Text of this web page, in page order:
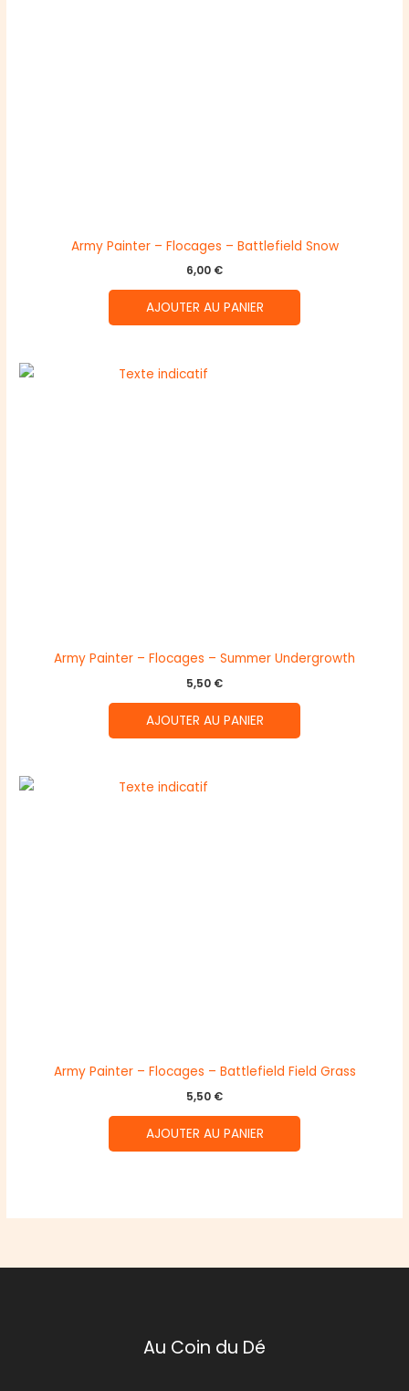
Army Painter – Flocages – Battlefield Snow
6,00 €
AJOUTER AU PANIER
Army Painter – Flocages – Summer Undergrowth
5,50 €
AJOUTER AU PANIER
Army Painter – Flocages – Battlefield Field Grass
5,50 €
AJOUTER AU PANIER
Au Coin du Dé